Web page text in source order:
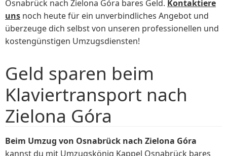
Osnabrück nach Zielona Góra bares Geld. Kontaktiere
uns noch heute für ein unverbindliches Angebot und
überzeuge dich selbst von unseren professionellen und
kostengünstigen Umzugsdiensten!
Geld sparen beim
Klaviertransport nach
Zielona Góra
Beim Umzug von Osnabrück nach Zielona Góra
kannst du mit Umzugskönig Kappel Osnabrück bares